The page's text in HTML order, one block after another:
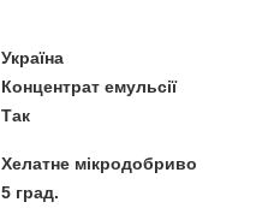
Україна
Концентрат емульсії
Так
Хелатне мікродобриво
5 град.